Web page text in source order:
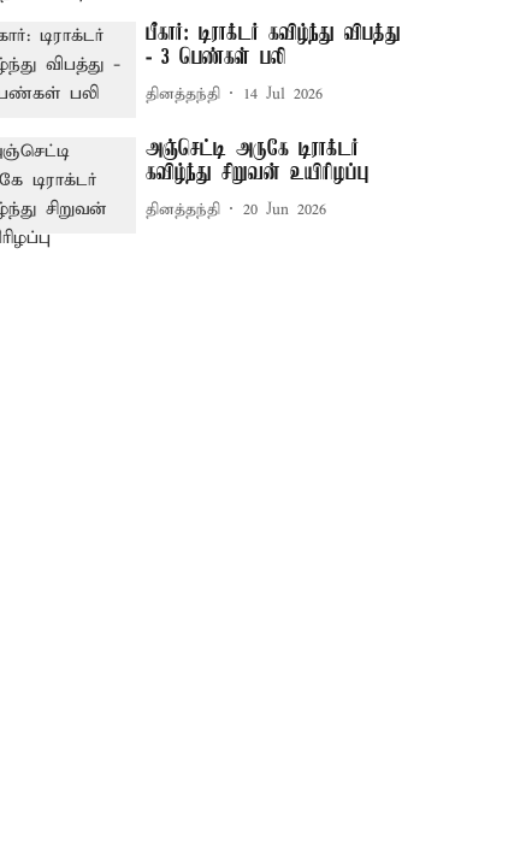
பீகார்: டிராக்டர் கவிழ்ந்து விபத்து
- 3 பெண்கள் பலி
தினத்தந்தி 14 Jul 2026
அஞ்செட்டி அருகே டிராக்டர்
கவிழ்ந்து சிறுவன் உயிரிழப்பு
தினத்தந்தி 20 Jun 2026